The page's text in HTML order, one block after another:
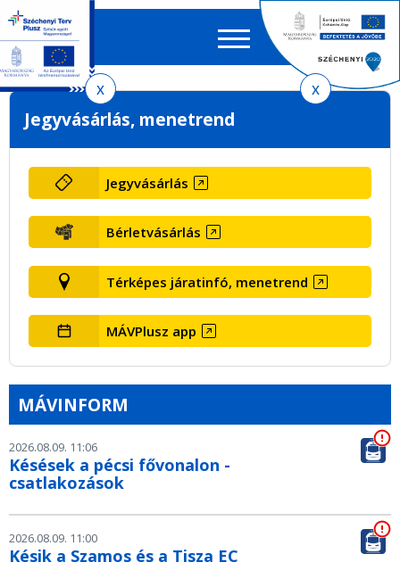
Ugrás
menetrendkeresőhöz
Ugrás
tartalomra
Ugrás
oldaltérképre
EN HU
űrlap
Jegyvásárlás, menetrend
Jegyvásárlás
Bérletvásárlás
Térképes járatinfó, menetrend
MÁVPlusz app
MÁVINFORM
2026.08.09. 11:06
Késések a pécsi fővonalon -
csatlakozások
2026.08.09. 11:00
Késik a Szamos és a Tisza EC